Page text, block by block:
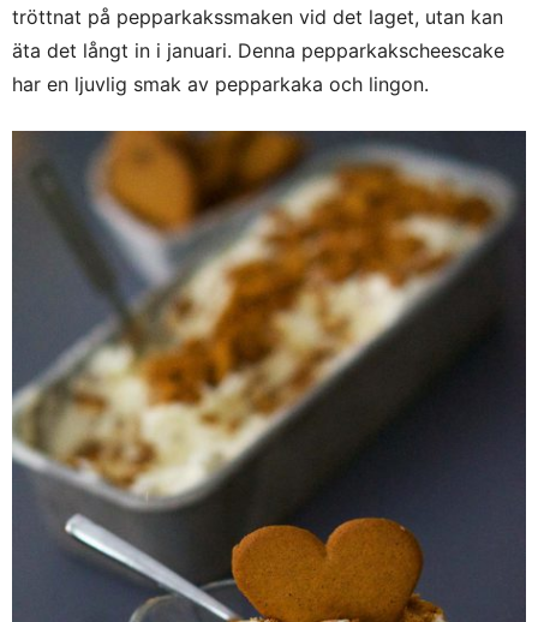
tröttnat på pepparkakssmaken vid det laget, utan kan
äta det långt in i januari. Denna pepparkakscheescake
har en ljuvlig smak av pepparkaka och lingon.